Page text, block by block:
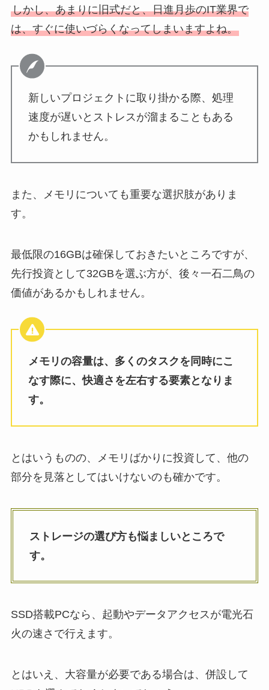
しかし、あまりに旧式だと、日進月歩のIT業界で
は、すぐに使いづらくなってしまいますよね。
新しいプロジェクトに取り掛かる際、処理
速度が遅いとストレスが溜まることもある
かもしれません。
また、メモリについても重要な選択肢がありま
す。
最低限の16GBは確保しておきたいところですが、
先行投資として32GBを選ぶ方が、後々一石二鳥の
価値があるかもしれません。
メモリの容量は、多くのタスクを同時にこ
なす際に、快適さを左右する要素となりま
す。
とはいうものの、メモリばかりに投資して、他の
部分を見落としてはいけないのも確かです。
ストレージの選び方も悩ましいところで
す。
SSD搭載PCなら、起動やデータアクセスが電光石
火の速さで行えます。
とはいえ、大容量が必要である場合は、併設して